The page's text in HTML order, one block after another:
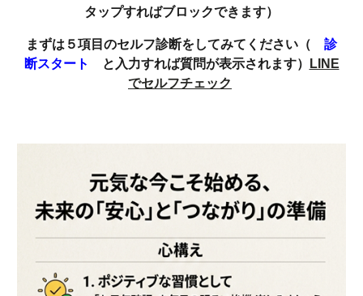
タップすればブロックできます）
まずは５項目のセルフ診断をしてみてください（ 診
断スタート
と入力すれば質問が表示されます）
LINE
でセルフチェック